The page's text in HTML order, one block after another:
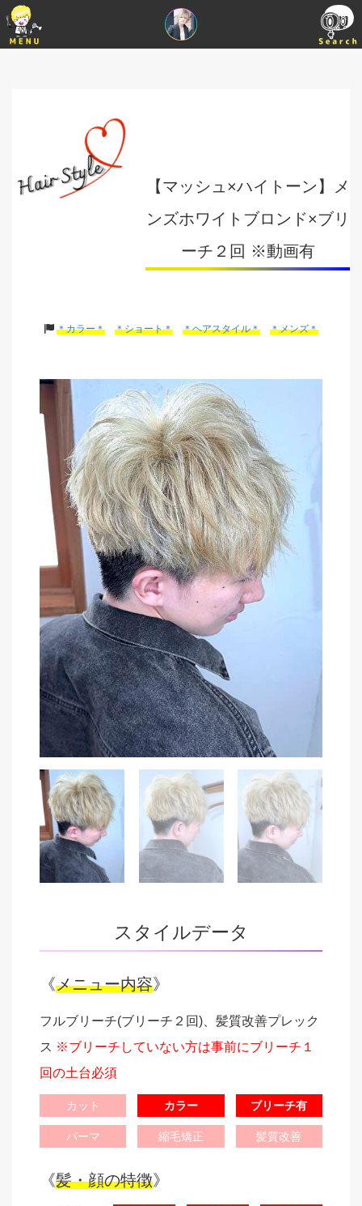
【マッシュ×ハイトーン】メ
ンズホワイトブロンド×ブリ
ーチ２回 ※動画有
＊カラー＊ ＊ショート＊ ＊ヘアスタイル＊ ＊メンズ＊
スタイルデータ
《メニュー内容》
フルブリーチ(ブリーチ２回)、髪質改善プレック
ス ※ブリーチしていない方は事前にブリーチ１
回の土台必須
カット カラー ブリーチ有
パーマ 縮毛矯正 髪質改善
《髪・顔の特徴》